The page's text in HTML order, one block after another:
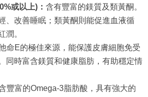
或以上)： 含有豐富的鎂質及類黃酮。
、改善睡眠；類黃酮則能促進血液循
潤。
命E的極佳來源，能保護皮膚細胞免受
同時富含鎂質和健康脂肪，有助穩定情
豐富的Omega-3脂肪酸，具有強大的